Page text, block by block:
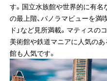
キャンペーン・特集
クルーズの楽しみ方
船内へようこそ
す。国立水族館や世界的に有
の最上階、パノラマビューを満
ド」など見所満載。マティス
美術館や鉄道マニアに人気の
館も人気です。